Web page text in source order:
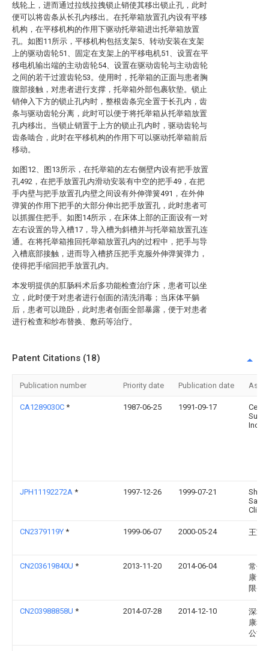
线轮上，进而通过拉线拉拽锁止销使其移出锁止孔，此时
便可以将齿条从长孔内移出。在托举箱放置孔内设有平移
机构，在平移机构的作用下驱动托举箱进出托举箱放置
孔。如图11所示，平移机构包括支架5、转动安装在支架
上的驱动齿轮51、固定在支架上的平移电机51、设置在平
移电机输出端的主动齿轮54、设置在驱动齿轮与主动齿轮
之间的若干过渡齿轮53。使用时，托举箱的正面与患者胸
腹部接触，对患者进行支撑，托举箱外部包裹软垫。锁止
销伸入下方的锁止孔内时，整根齿条完全置于长孔内，齿
条与驱动齿轮分离，此时可以便于将托举箱从托举箱放置
孔内移出。当锁止销置于上方的锁止孔内时，驱动齿轮与
齿条啮合，此时在平移机构的作用下可以驱动托举箱前后
移动。
如图12、图13所示，在托举箱的左右侧壁内设有把手放置
孔492，在把手放置孔内滑动安装有中空的把手49，在把
手内壁与把手放置孔内壁之间设有外伸弹簧491，在外伸
弹簧的作用下把手的大部分伸出把手放置孔，此时患者可
以抓握住把手。如图14所示，在床体上部的正面设有一对
左右设置的导入槽17，导入槽为斜槽并与托举箱放置孔连
通。在将托举箱推回托举箱放置孔内的过程中，把手与导
入槽底部接触，进而导入槽挤压把手克服外伸弹簧弹力，
使得把手缩回把手放置孔内。
本发明提供的肛肠科术后多功能检查治疗床，患者可以坐
立，此时便于对患者进行创面的清洗消毒；当床体平躺
后，患者可以跪卧，此时患者创面全部暴露，便于对患者
进行检查和纱布替换、敷药等治疗。
Patent Citations (18)
Publication number Priority date Publication date
CA1289030C * 1987-06-25 1991-09-17
Cedar
Inc.
JPH11192272A * 1997-12-26 1999-07-21
Clinic
CN2379119Y * 1999-06-07 2000-05-24 王宝
CN203619840U * 2013-11-20 2014-06-04
常州
康复
限公
CN203988858U * 2014-07-28 2014-12-10
深圳
康科
公司